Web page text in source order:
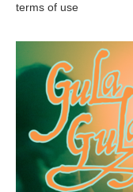
terms of use